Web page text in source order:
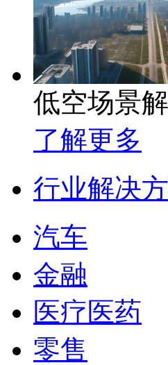
低空场景
了解更多
行业解决
汽车
金融
医疗医药
零售